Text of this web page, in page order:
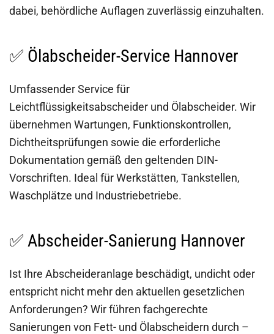
dabei, behördliche Auflagen zuverlässig einzuhalten.
✅ Ölabscheider-Service Hannover
Umfassender Service für
Leichtflüssigkeitsabscheider und Ölabscheider. Wir
übernehmen Wartungen, Funktionskontrollen,
Dichtheitsprüfungen sowie die erforderliche
Dokumentation gemäß den geltenden DIN-
Vorschriften. Ideal für Werkstätten, Tankstellen,
Waschplätze und Industriebetriebe.
✅ Abscheider-Sanierung Hannover
Ist Ihre Abscheideranlage beschädigt, undicht oder
entspricht nicht mehr den aktuellen gesetzlichen
Anforderungen? Wir führen fachgerechte
Sanierungen von Fett- und Ölabscheidern durch –